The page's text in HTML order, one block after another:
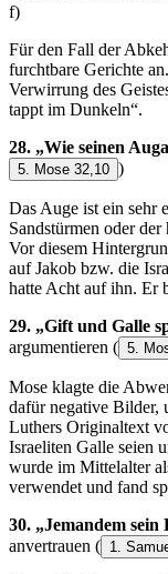
f)
Für den Fall der
furchtbare Gerichte
Verwirrung des
tappt im Dunkeln“.
28. „Wie seinen
5. Mose 32,10 )
Das Auge ist ein sehr
Sandstürmen oder
Vor diesem
auf Jakob bzw. die
hatte Acht auf ihn. Er
29. „Gift und Galle
argumentieren ( 5.
Mose klagte die
dafür negative Bilder,
Luthers Originaltext
Israeliten Galle seien
wurde im Mittelalter
verwendet und fand
30. „Jemandem sein
anvertrauen ( 1.